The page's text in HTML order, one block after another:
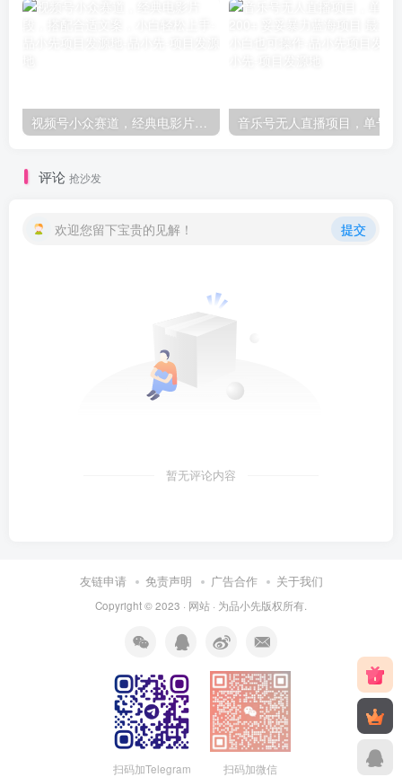
视频号小众赛道，经典电影片段，搭配合适文案，小白轻松上手-品小先项目发源地
评论 抢沙发
欢迎您留下宝贵的见解！ 提交
暂无评论内容
友链申请 免责声明 广告合作 关于我们
Copyright © 2023 · 网站 · 为品小先版权所有.
扫码加Telegram 扫码加微信